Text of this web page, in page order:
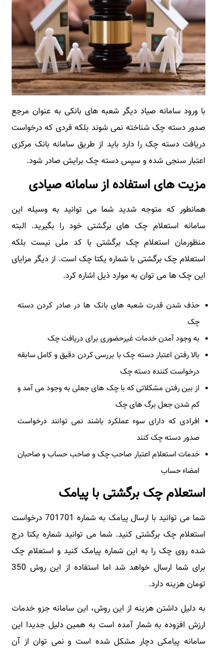
با ورود سامانه صیاد دیگر شعبه های بانکی به عنوان مرجع
صدور دسته چک شناخته نمی شوند بلکه فردی که درخواست
دریافت دسته چک را دارد باید از طریق سامانه بانک مرکزی
اعتبار سنجی شده و سپس دسته چک برایش صادر شود.
مزیت های استفاده از سامانه صیادی
همانطور که متوجه شدید شما می توانید به وسیله این
سامانه استعلام چک های برگشتی خود را بگیرید. البته
منظورمان استعلام چک برگشتی با کد ملی نیست بلکه
استعلام چک برگشتی با شماره یکتا چک است. از دیگر مزایای
این چک ها می توان به موارد ذیل اشاره کرد.
حذف شدن قدرت شعبه های بانک ها در صادر کردن دسته
چک
به وجود آمدن خدمات غیرحضوری برای دریافت چک
بالا رفتن اعتبار دسته چک با بررسی کردن دقیق و کامل سابقه
درخواست کننده دسته چک
از بین رفتن مشکلاتی که با چک های جعلی به وجود می آمد و
کم شدن جعل برگ های چک
افرادی که دارای سوء عملکرد باشند نمی توانند درخواست
صدور دسته چک کنند
خدمات استعلام اعتبار صاحب چک و صاحب حساب و صاحبان
امضاء حساب
استعلام چک برگشتی با پیامک
شما می توانید با ارسال پیامک به شماره 701701 درخواست
استعلام چک برگشتی کنید. شما می توانید شماره یکتا درج
شده روی چک را به این شماره پیامک کنید و استعلام چک
برای شما ارسال خواهد شد اما استفاده از این روش 350
تومان هزینه دارد.
به دلیل داشتن هزینه از این روش، این سامانه جزو خدمات
ارزش افزوده به شمار آمده است به همین دلیل جدیدا این
سامانه پیامکی دچار مشکل شده است و نمی توان از آن